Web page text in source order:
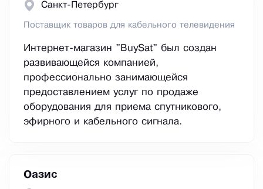
Санкт-Петербург
Поставщик товаров для кабельного телевидения
Интернет-магазин "BuySat" был создан
развивающейся компанией,
профессионально занимающейся
предоставлением услуг по продаже
оборудования для приема спутникового,
эфирного и кабельного сигнала.
Оазис